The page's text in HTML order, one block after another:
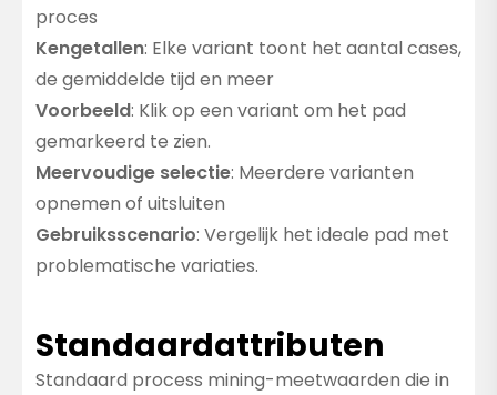
proces
Kengetallen: Elke variant toont het aantal cases,
de gemiddelde tijd en meer
Voorbeeld: Klik op een variant om het pad
gemarkeerd te zien.
Meervoudige selectie: Meerdere varianten
opnemen of uitsluiten
Gebruiksscenario: Vergelijk het ideale pad met
problematische variaties.
Standaardattributen
Standaard process mining-meetwaarden die in